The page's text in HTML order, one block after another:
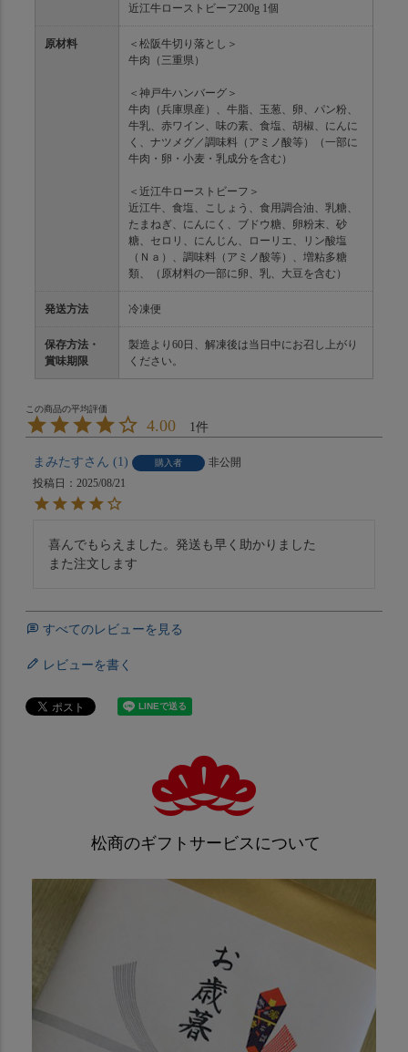
近江牛ローストビーフ200g 1個
原材料
＜松阪牛切り落とし＞
牛肉（三重県）
＜神戸牛ハンバーグ＞
牛肉（兵庫県産）、牛脂、玉葱、卵、パン粉、
牛乳、赤ワイン、味の素、食塩、胡椒、にんに
く、ナツメグ／調味料（アミノ酸等）（一部に
牛肉・卵・小麦・乳成分を含む）
＜近江牛ローストビーフ＞
近江牛、食塩、こしょう、食用調合油、乳糖、
たまねぎ、にんにく、ブドウ糖、卵粉末、砂
糖、セロリ、にんじん、ローリエ、リン酸塩
（Ｎａ）、調味料（アミノ酸等）、増粘多糖
類、（原材料の一部に卵、乳、大豆を含む）
発送方法 冷凍便
保存方法・
賞味期限
製造より60日、解凍後は当日中にお召し上がり
ください。
4.00 1
まみたす 1 購入者
非公開
投稿日
2025/08/21
喜んでもらえました。発送も早く助かりました
また注文します
すべてのレビューを見る
レビューを書く
松商のギフトサービスについて